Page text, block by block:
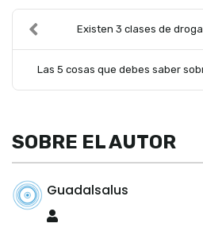
Existen 3 clases de
Las 5 cosas que debes saber
SOBRE EL AUTOR
Guadalsalus